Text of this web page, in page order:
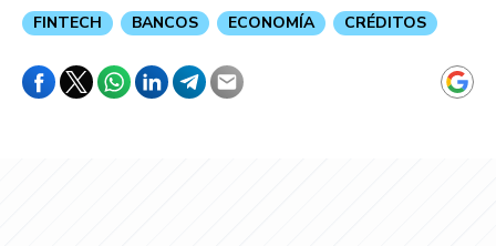
FINTECH BANCOS ECONOMÍA CRÉDITOS